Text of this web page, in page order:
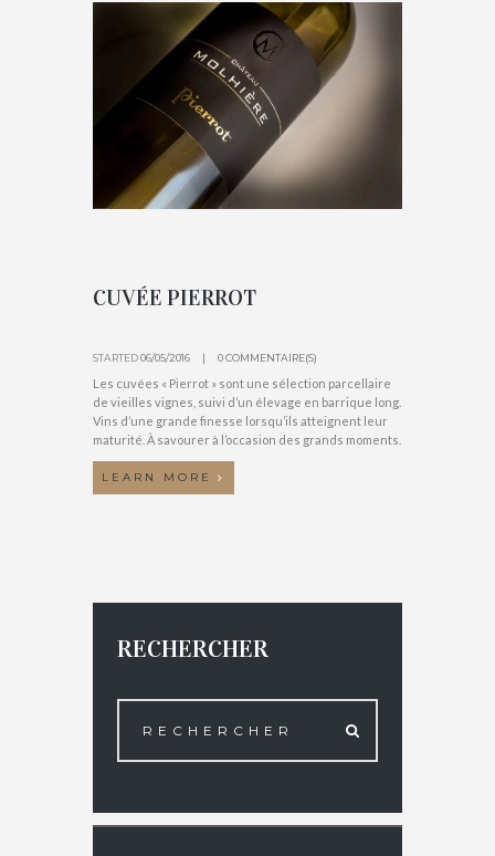
CUVÉE PIERROT
STARTED06/05/2016 0 COMMENTAIRE(S)
Les cuvées « Pierrot » sont une sélection parcellaire
de vieilles vignes, suivi d’un élevage en barrique long.
Vins d’une grande finesse lorsqu’ils atteignent leur
maturité. À savourer à l’occasion des grands moments.
LEARN MORE
RECHERCHER